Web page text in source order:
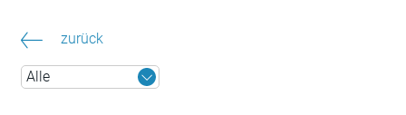
zurück